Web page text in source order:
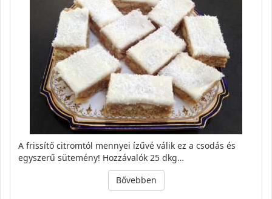
A frissítő citromtól mennyei ízűvé válik ez a csodás és
egyszerű sütemény! Hozzávalók 25 dkg…
Bővebben